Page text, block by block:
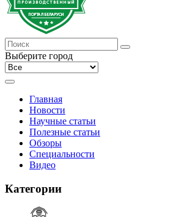
Выберите город
Главная
Новости
Научные статьи
Полезные статьи
Обзоры
Специальности
Видео
Категории